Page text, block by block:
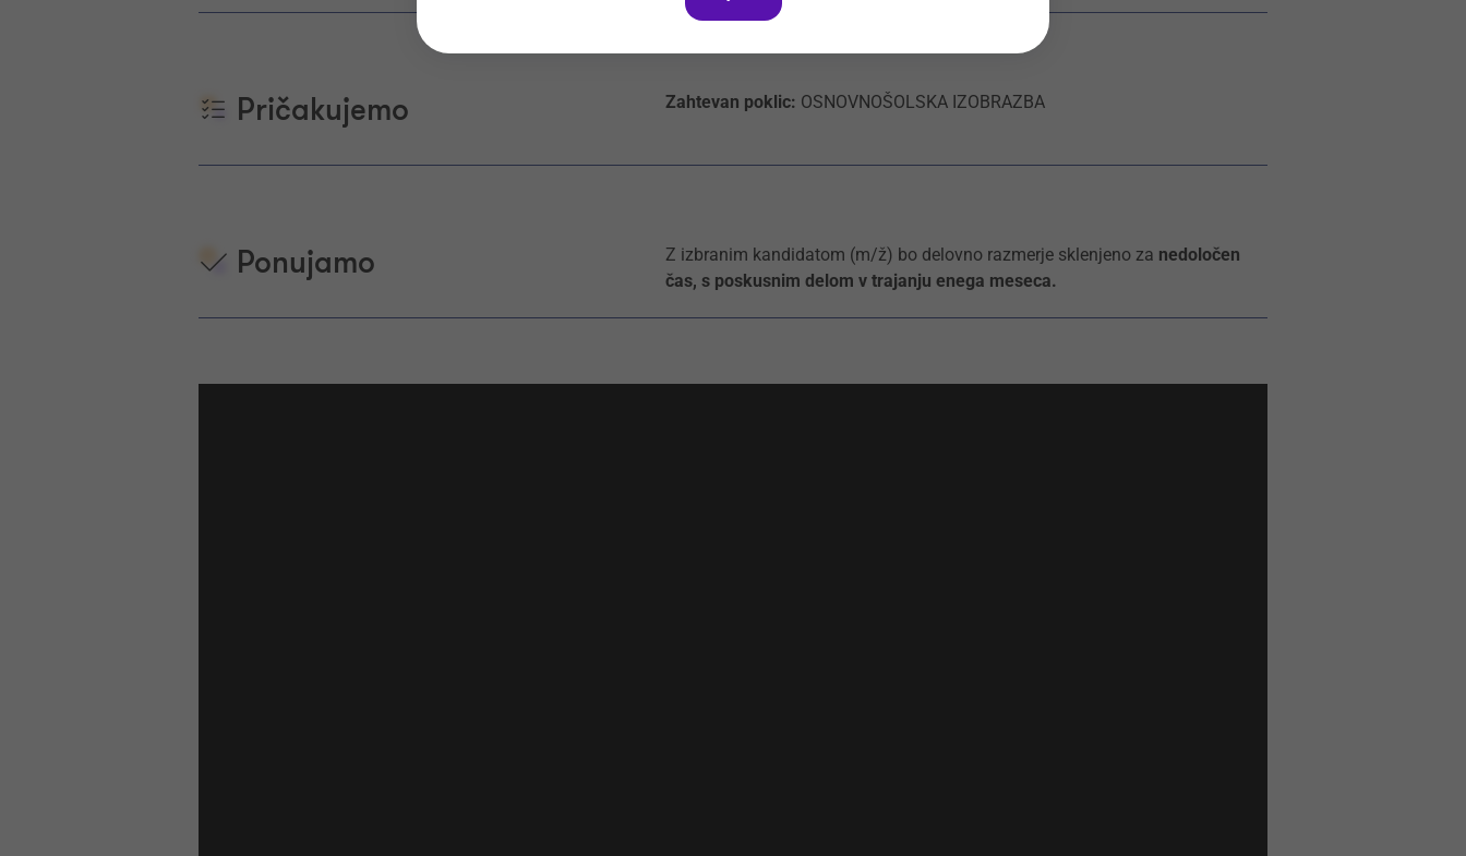
Pričakujemo Zahtevan poklic: OSNOVNOŠOLSKA IZOBRAZBA
Ponujamo Z izbranim kandidatom (m/ž) bo delovno razmerje sklenjeno za nedoločen
čas, s poskusnim delom v trajanju enega meseca.